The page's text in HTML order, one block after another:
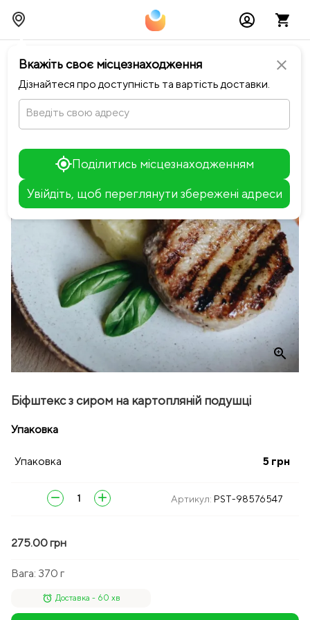
close
Вкажіть своє місцезнаходження
Дізнайтеся про доступність та вартість доставки.
Введіть свою адресу
Поділитись місцезнаходженням
Увійдіть, щоб переглянути збережені адреси
chevron_leftПовернутися до Pasta Fresca
zoom_in
Біфштекс з сиром на картопляній подушці
Упаковка
Упаковка 5 грн
remove add Артикул: PST-98576547
275.00 грн
Вага: 370 г
alarm Доставка - 60 хв